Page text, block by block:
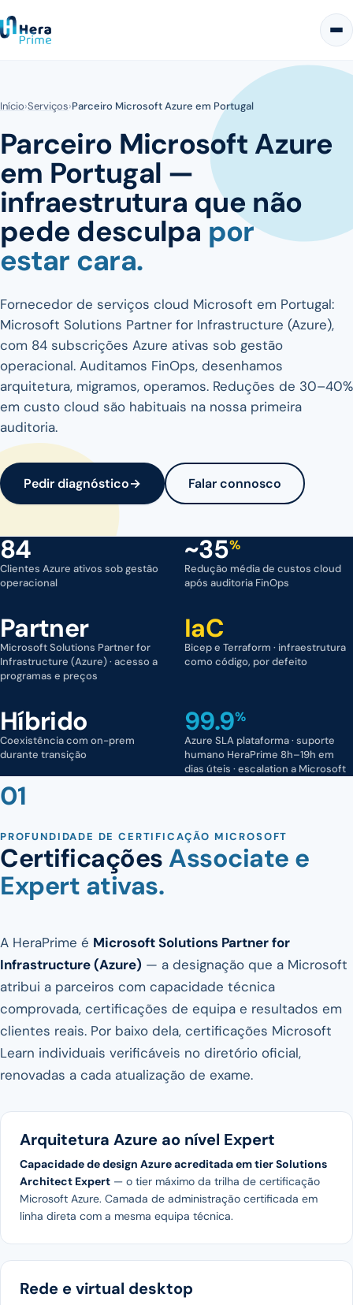
Início›Serviços›Parceiro Microsoft Azure em Portugal
Parceiro Microsoft Azure
em Portugal —
infraestrutura que não
pede desculpa por
estar cara.
Fornecedor de serviços cloud Microsoft em Portugal:
Microsoft Solutions Partner for Infrastructure (Azure),
com 84 subscrições Azure ativas sob gestão
operacional. Auditamos FinOps, desenhamos
arquitetura, migramos, operamos. Reduções de 30–40%
em custo cloud são habituais na nossa primeira
auditoria.
Pedir diagnóstico→ Falar connosco
84
Clientes Azure ativos sob gestão
operacional
~35%
Redução média de custos cloud
após auditoria FinOps
Partner
Microsoft Solutions Partner for
Infrastructure (Azure) · acesso a
programas e preços
IaC
Bicep e Terraform · infraestrutura
como código, por defeito
Híbrido
Coexistência com on-prem
durante transição
99.9%
Azure SLA plataforma · suporte
humano HeraPrime 8h–19h em
dias úteis · escalation a Microsoft
01
PROFUNDIDADE DE CERTIFICAÇÃO MICROSOFT
CertificaçõesAssociate e
Expert ativas.
A HeraPrime é Microsoft Solutions Partner for
Infrastructure (Azure) — a designação que a Microsoft
atribui a parceiros com capacidade técnica
comprovada, certificações de equipa e resultados em
clientes reais. Por baixo dela, certificações Microsoft
Learn individuais verificáveis no diretório oficial,
renovadas a cada atualização de exame.
Arquitetura Azure ao nível Expert
Capacidade de design Azure acreditada em tier Solutions
Architect Expert — o tier máximo da trilha de certificação
Microsoft Azure. Camada de administração certificada em
linha direta com a mesma equipa técnica.
Rede e virtual desktop